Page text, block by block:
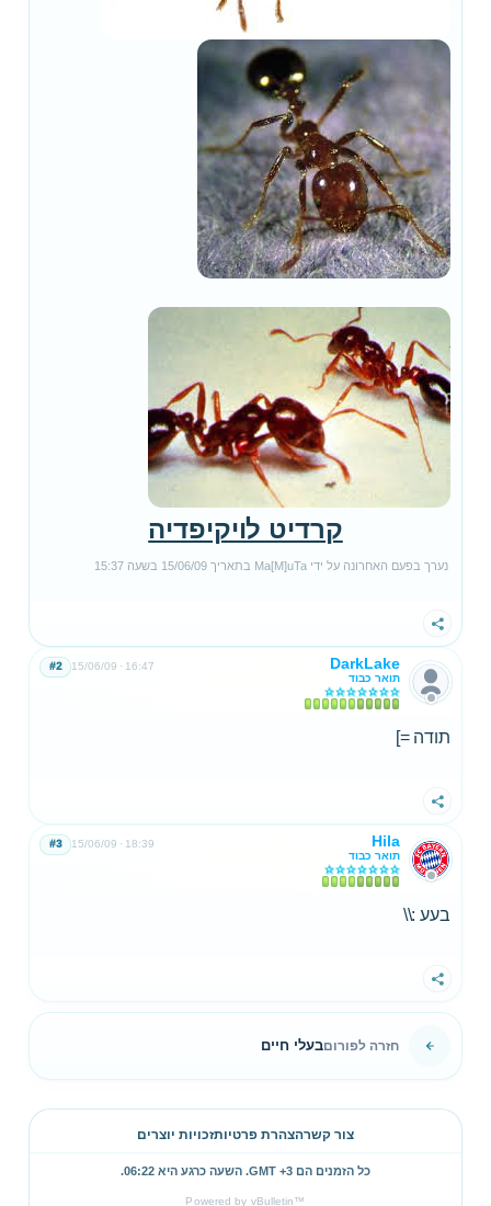
קרדיט לויקיפדיה
נערך בפעם האחרונה על ידי Ma[M]uTa בתאריך 15/06/09 בשעה 15:37
שתף
DarkLake
תואר כבוד
15/06/09 16:47
#2
תודה =]
שתף
Hila
תואר כבוד
15/06/09 18:39
#3
בעע :\\
שתף
חזרה לפורוםבעלי חיים
צור קשרהצהרת פרטיותזכויות יוצרים
כל הזמנים הם GMT +3. השעה כרגע היא 06:22
.
Powered by vBulletin™